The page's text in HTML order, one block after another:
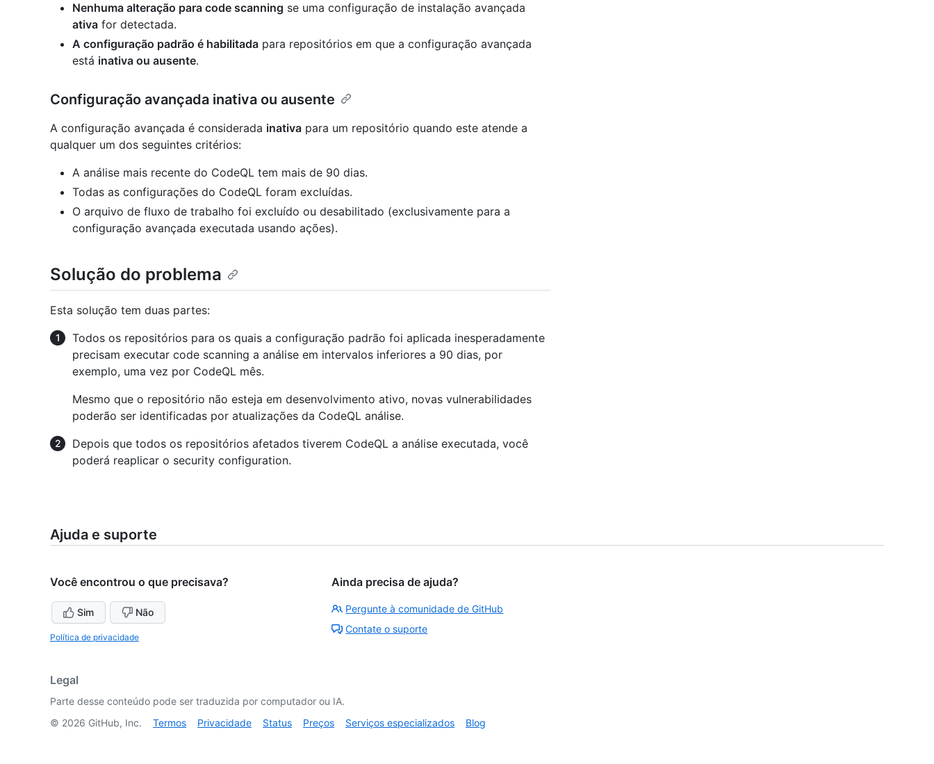
Nenhuma alteração para code scanning se uma configuração de instalação avançada
ativa for detectada.
A configuração padrão é habilitada para repositórios em que a configuração avançada
está inativa ou ausente.
Configuração avançada inativa ou ausente
A configuração avançada é considerada inativa para um repositório quando este atende a
qualquer um dos seguintes critérios:
A análise mais recente do CodeQL tem mais de 90 dias.
Todas as configurações do CodeQL foram excluídas.
O arquivo de fluxo de trabalho foi excluído ou desabilitado (exclusivamente para a
configuração avançada executada usando ações).
Solução do problema
Esta solução tem duas partes:
Todos os repositórios para os quais a configuração padrão foi aplicada inesperadamente
precisam executar code scanning a análise em intervalos inferiores a 90 dias, por
exemplo, uma vez por CodeQL mês.
Mesmo que o repositório não esteja em desenvolvimento ativo, novas vulnerabilidades
poderão ser identificadas por atualizações da CodeQL análise.
Depois que todos os repositórios afetados tiverem CodeQL a análise executada, você
poderá reaplicar o security configuration.
Ajuda e suporte
Você encontrou o que precisava?
Sim Não
Política de privacidade
Ainda precisa de ajuda?
Pergunte à comunidade de GitHub
Contate o suporte
Legal
Parte desse conteúdo pode ser traduzida por computador ou IA.
© 2026 GitHub, Inc. Termos Privacidade Status Preços Serviços especializados Blog